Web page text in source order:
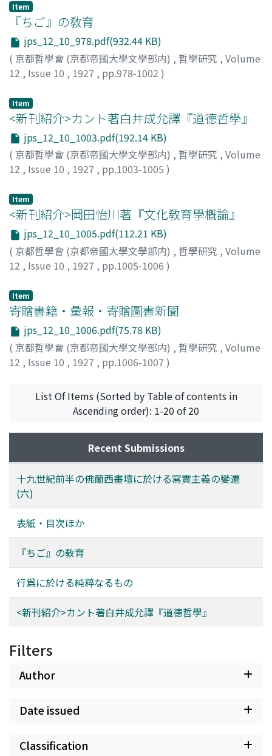
Item
『ちご』の敎育
jps_12_10_978.pdf(932.44 KB)
( 京都哲學會 (京都帝國大學文學部内) , 哲學研究 , Volume
12 , Issue 10 , 1927 , pp.978-1002 )
Item
<新刊紹介>カント著白井成允譯『道德哲學』
jps_12_10_1003.pdf(192.14 KB)
( 京都哲學會 (京都帝國大學文學部内) , 哲學研究 , Volume
12 , Issue 10 , 1927 , pp.1003-1005 )
Item
<新刊紹介>岡田怡川著『文化敎育學槪論』
jps_12_10_1005.pdf(112.21 KB)
( 京都哲學會 (京都帝國大學文學部内) , 哲學研究 , Volume
12 , Issue 10 , 1927 , pp.1005-1006 )
Item
寄贈書籍・彙報・寄贈圖書新聞
jps_12_10_1006.pdf(75.78 KB)
( 京都哲學會 (京都帝國大學文學部内) , 哲學研究 , Volume
12 , Issue 10 , 1927 , pp.1006-1007 )
List Of Items (Sorted by Table of contents in
Ascending order): 1-20 of 20
Recent Submissions
十九世紀前半の佛蘭西畫壇に於ける寫實主義の變遷
(六)
表紙・目次ほか
『ちご』の敎育
行爲に於ける純粹なるもの
<新刊紹介>カント著白井成允譯『道德哲學』
Filters
Author
Date issued
Classification